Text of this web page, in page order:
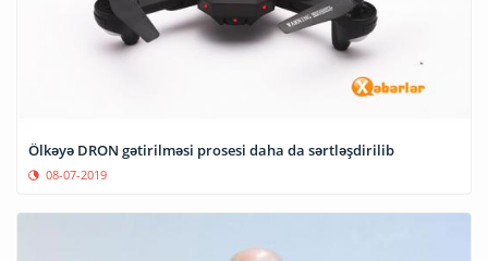
Ölkəyə DRON gətirilməsi prosesi daha da sərtləşdirilib
08-07-2019